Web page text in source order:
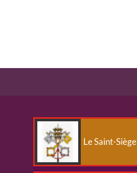
Le Saint-Siège